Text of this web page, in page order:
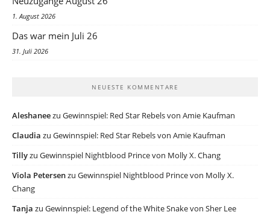
1. August 2026
Das war mein Juli 26
31. Juli 2026
NEUESTE KOMMENTARE
Aleshaneezu Gewinnspiel: Red Star Rebels von Amie Kaufman
Claudia zu Gewinnspiel: Red Star Rebels von Amie Kaufman
Tillyzu Gewinnspiel Nightblood Prince von Molly X. Chang
Viola Petersenzu Gewinnspiel Nightblood Prince von Molly X.
Chang
Tanja zu Gewinnspiel: Legend of the White Snake von Sher Lee